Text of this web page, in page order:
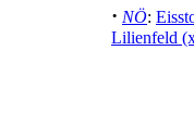
· NÖ:
Lilienfeld